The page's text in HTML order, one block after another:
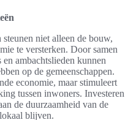
niet alleen de bouw,
te versterken. Door samen
ambachtslieden kunnen
op de gemeenschappen.
economie, maar stimuleert
tussen inwoners. Investeren
de duurzaamheid van de
blijven.